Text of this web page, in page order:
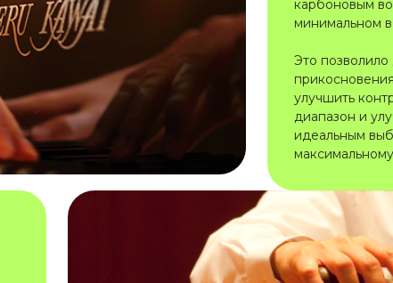
карбоновым
минимальном
Это позволило
улучшить
диапазон и
идеальным